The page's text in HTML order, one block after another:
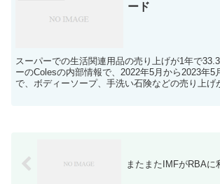
ード
スーパーでの生活関連用品の売り上げが1年で
ーのColesの内部情報で、2022年5月から2023年5
で、ボディーソープ、手洗い石険などの売り上げ
またまたIMFがRBAに